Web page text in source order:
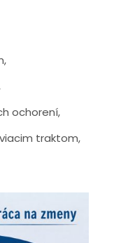
ochorení,
traktom,